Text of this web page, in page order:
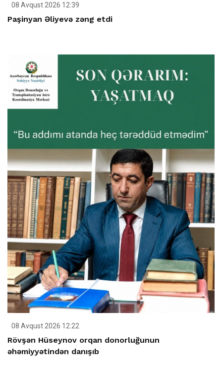
08 Avqust 2026 12:39
Paşinyan Əliyevə zəng etdi
08 Avqust 2026 12:22
Rövşən Hüseynov orqan donorluğunun
əhəmiyyətindən danışıb